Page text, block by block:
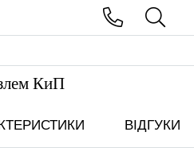
КиП
ВІДГУКИ